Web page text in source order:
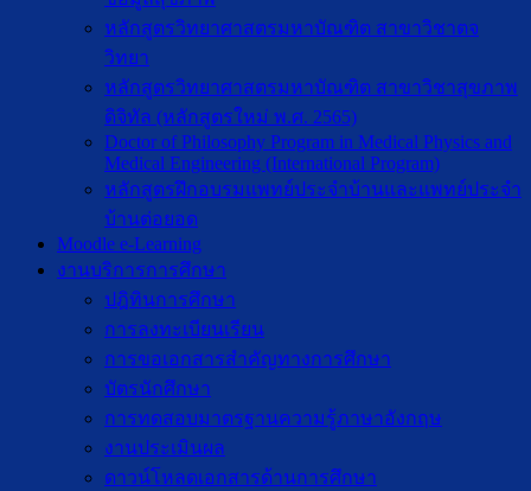
หลักสูตรวิทยาศาสตรมหาบัณฑิต สาขาวิชาตจ
วิทยา
หลักสูตรวิทยาศาสตรมหาบัณฑิต สาขาวิชาสุขภาพ
ดิจิทัล (หลักสูตรใหม่ พ.ศ. 2565)
Doctor of Philosophy Program in Medical Physics and
Medical Engineering (International Program)
หลักสูตรฝึกอบรมแพทย์ประจำบ้านและแพทย์ประจำ
บ้านต่อยอด
Moodle e-Learning
งานบริการการศึกษา
ปฎิทินการศึกษา
การลงทะเบียนเรียน
การขอเอกสารสำคัญทางการศึกษา
บัตรนักศึกษา
การทดสอบมาตรฐานความรู้ภาษาอังกฤษ
งานประเมินผล
ดาวน์โหลดเอกสารด้านการศึกษา